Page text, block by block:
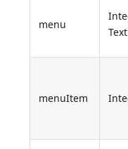
menu
Text
menuItem